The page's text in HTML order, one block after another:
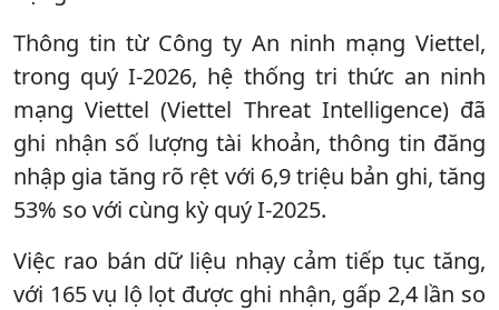
Thông tin từ Công ty An ninh mạng Viettel,
trong quý I-2026, hệ thống tri thức an ninh
mạng Viettel (Viettel Threat Intelligence) đã
ghi nhận số lượng tài khoản, thông tin đăng
nhập gia tăng rõ rệt với 6,9 triệu bản ghi, tăng
53% so với cùng kỳ quý I-2025.
Việc rao bán dữ liệu nhạy cảm tiếp tục tăng,
với 165 vụ lộ lọt được ghi nhận, gấp 2,4 lần so